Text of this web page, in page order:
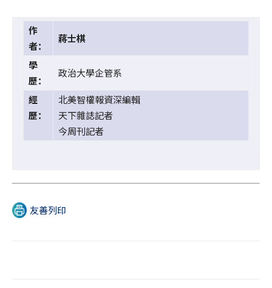
作
者：
蔣士棋
學
歷：
政治大學企管系
經
歷：
北美智權報資深編輯
天下雜誌記者
今周刊記者
友善列印